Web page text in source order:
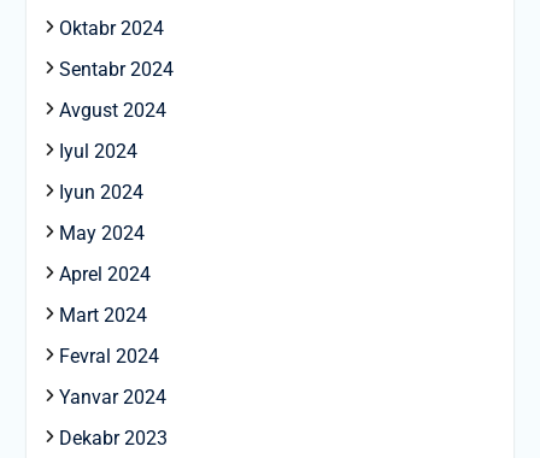
Oktabr 2024
Sentabr 2024
Avgust 2024
Iyul 2024
Iyun 2024
May 2024
Aprel 2024
Mart 2024
Fevral 2024
Yanvar 2024
Dekabr 2023